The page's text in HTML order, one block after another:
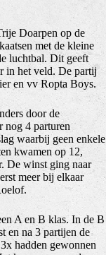
Doarpen op de
met de kleine
luchtbal. Dit geeft
in het veld. De partij
en vv Ropta Boys.
door de
nog 4 parturen
waarbij geen enkele
kwamen op 12,
De winst ging naar
meer bij elkaar
A en B klas. In de B
en na 3 partijen de
hadden gewonnen